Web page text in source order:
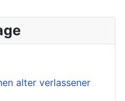
alter verlassener